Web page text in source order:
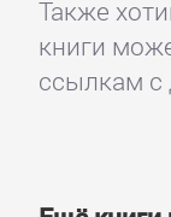
Также
книги
ссылкам с